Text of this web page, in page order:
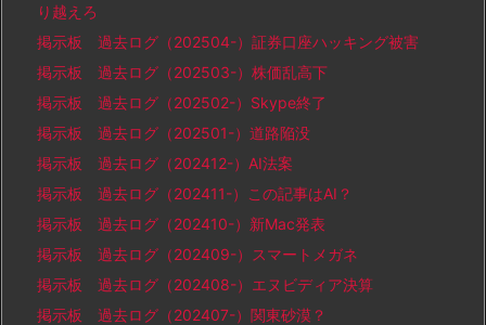
り越えろ
掲示板 過去ログ（202504-）証券口座ハッキング被害
掲示板 過去ログ（202503-）株価乱高下
掲示板 過去ログ（202502-）Skype終了
掲示板 過去ログ（202501-）道路陥没
掲示板 過去ログ（202412-）AI法案
掲示板 過去ログ（202411-）この記事はAI？
掲示板 過去ログ（202410-）新Mac発表
掲示板 過去ログ（202409-）スマートメガネ
掲示板 過去ログ（202408-）エヌビディア決算
掲示板 過去ログ（202407-）関東砂漠？